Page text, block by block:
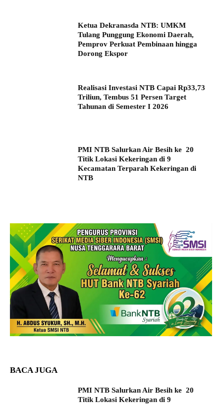
Ketua Dekranasda NTB: UMKM
Tulang Punggung Ekonomi Daerah,
Pemprov Perkuat Pembinaan hingga
Dorong Ekspor
Realisasi Investasi NTB Capai Rp33,73
Triliun, Tembus 51 Persen Target
Tahunan di Semester I 2026
PMI NTB Salurkan Air Besih ke 20
Titik Lokasi Kekeringan di 9
Kecamatan Terparah Kekeringan di
NTB
BACA JUGA
PMI NTB Salurkan Air Besih ke 20
Titik Lokasi Kekeringan di 9